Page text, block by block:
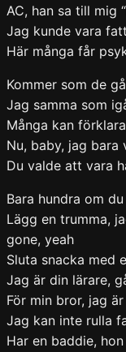
AC, han sa till mig
Jag kunde vara
Här många får
Kommer som de
Jag samma som
Många kan
Nu, baby, jag
Du valde att vara
Bara hundra om
Lägg en trumma,
gone, yeah
Sluta snacka med
Jag är din lärare,
För min bror, jag
Jag kan inte rulla
Har en baddie,